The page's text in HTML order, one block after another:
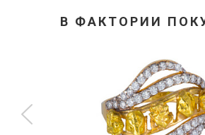
В ФАКТОРИИ